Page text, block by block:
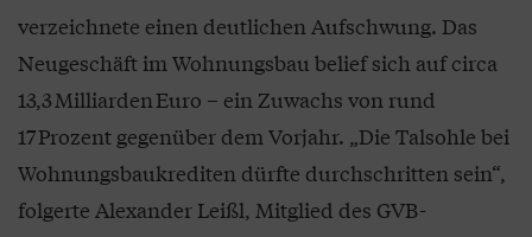
verzeichnete einen deutlichen Aufschwung. Das
Neugeschäft im Wohnungsbau belief sich auf circa
13,3 Milliarden Euro – ein Zuwachs von rund
17 Prozent gegenüber dem Vorjahr. „Die Talsohle bei
Wohnungsbaukrediten dürfte durchschritten sein“,
folgerte Alexander Leißl, Mitglied des GVB-